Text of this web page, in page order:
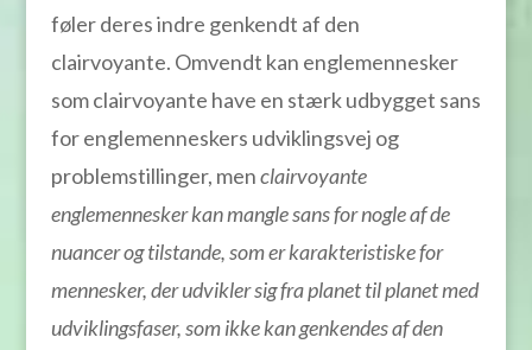
føler deres indre genkendt af den
clairvoyante. Omvendt kan englemennesker
som clairvoyante have en stærk udbygget sans
for englemenneskers udviklingsvej og
problemstillinger, menclairvoyante
englemennesker kan mangle sans for nogle af de
nuancer og tilstande, som er karakteristiske for
mennesker, der udvikler sig fra planet til planet med
udviklingsfaser, som ikke kan genkendes af den